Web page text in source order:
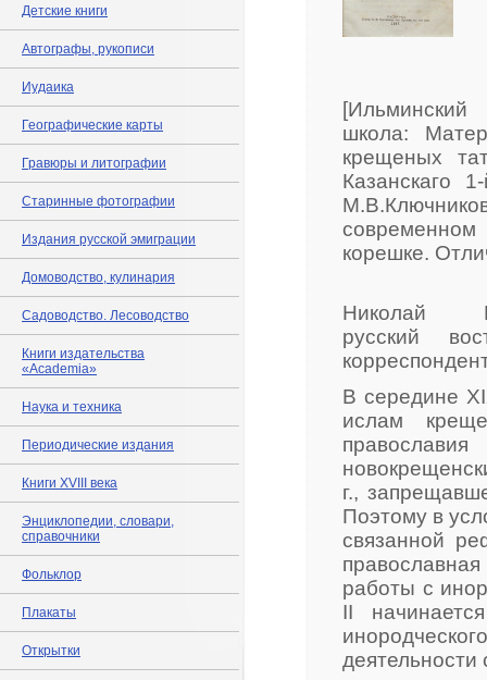
Детские книги
Автографы, рукописи
Иудаика
Географические карты
Гравюры и литографии
Старинные фотографии
Издания русской эмиграции
Домоводство, кулинария
Садоводство. Лесоводство
Книги издательства
«Academia»
Наука и техника
Периодические издания
Книги XVIII века
Энциклопедии, словари,
справочники
Фольклор
Плакаты
Открытки
[Ильминский
школа:
крещеных
Казанскаго
современном
корешке.
Николай
русский
В середине
ислам
г.,
Поэтому в
связанной
работы с
II